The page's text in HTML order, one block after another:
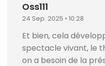
Oss111
24 Sep. 2025 • 10:28
Et bien, cela
spectacle vivant, le
on a besoin de la